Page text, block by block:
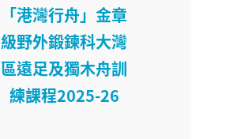
「港灣行舟」金章
級野外鍛鍊科大灣
區遠足及獨木舟訓
練課程2025-26